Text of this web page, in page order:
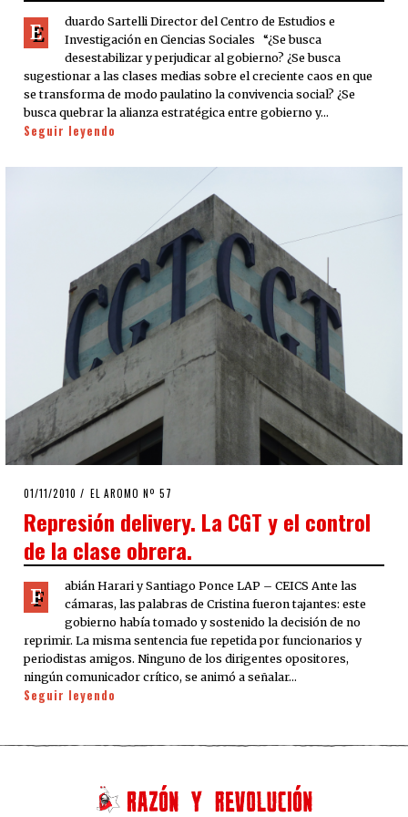
E
duardo Sartelli Director del Centro de Estudios e
Investigación en Ciencias Sociales “¿Se busca
desestabilizar y perjudicar al gobierno? ¿Se busca
sugestionar a las clases medias sobre el creciente caos en que
se transforma de modo paulatino la convivencia social? ¿Se
busca quebrar la alianza estratégica entre gobierno y…
Seguir leyendo
POSTED
01/11/2010 08/08/2020
EL AROMO Nº 57
Represión delivery. La CGT y el control
de la clase obrera.
F
abián Harari y Santiago Ponce LAP – CEICS Ante las
cámaras, las palabras de Cristina fueron tajantes: este
gobierno había tomado y sostenido la decisión de no
reprimir. La misma sentencia fue repetida por funcionarios y
periodistas amigos. Ninguno de los dirigentes opositores,
ningún comunicador crítico, se animó a señalar…
Seguir leyendo